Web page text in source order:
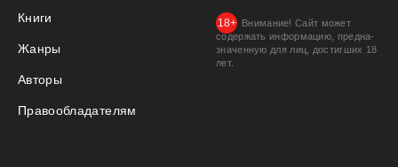
Книги
Жанры
Авторы
Правообладателям
Внимание! Сайт может
содержать информацию, предна­
значенную для лиц, дости­гших 18
лет.